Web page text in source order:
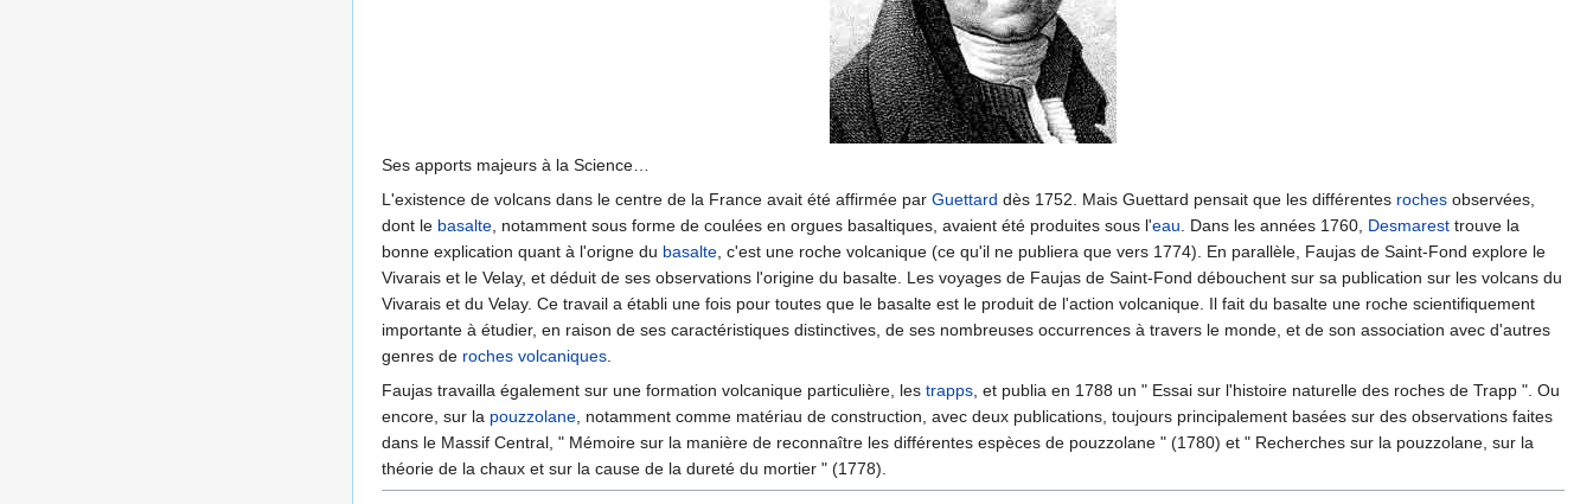
Ses apports majeurs à la Science…
L'existence de volcans dans le centre de la France avait été affirmée par Guettard dès 1752. Mais Guettard pensait que les différentes roches observées,
dont le basalte, notamment sous forme de coulées en orgues basaltiques, avaient été produites sous l'eau. Dans les années 1760, Desmarest trouve la
bonne explication quant à l'origne du basalte, c'est une roche volcanique (ce qu'il ne publiera que vers 1774). En parallèle, Faujas de Saint-Fond explore le
Vivarais et le Velay, et déduit de ses observations l'origine du basalte. Les voyages de Faujas de Saint-Fond débouchent sur sa publication sur les volcans du
Vivarais et du Velay. Ce travail a établi une fois pour toutes que le basalte est le produit de l'action volcanique. Il fait du basalte une roche scientifiquement
importante à étudier, en raison de ses caractéristiques distinctives, de ses nombreuses occurrences à travers le monde, et de son association avec d'autres
genres de roches volcaniques.
Faujas travailla également sur une formation volcanique particulière, les trapps, et publia en 1788 un " Essai sur l'histoire naturelle des roches de Trapp ". Ou
encore, sur la pouzzolane, notamment comme matériau de construction, avec deux publications, toujours principalement basées sur des observations faites
dans le Massif Central, " Mémoire sur la manière de reconnaître les différentes espèces de pouzzolane " (1780) et " Recherches sur la pouzzolane, sur la
théorie de la chaux et sur la cause de la dureté du mortier " (1778).